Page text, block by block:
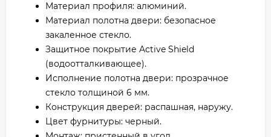
Материал профиля: алюминий.
Материал полотна двери: безопасное
закаленное стекло.
Защитное покрытие Active Shield
(водоотталкивающее).
Исполнение полотна двери: прозрачное
стекло толщиной 6 мм.
Конструкция дверей: распашная, наружу.
Цвет фурнитуры: черный.